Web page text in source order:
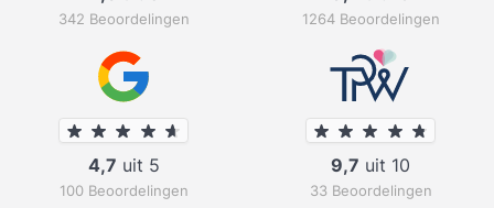
342 Beoordelingen 1264 Beoordelingen
4,7 uit 5
100 Beoordelingen
9,7 uit 10
33 Beoordelingen